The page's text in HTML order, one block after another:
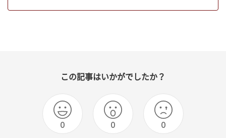
この記事はいかがでしたか？
0 0 0